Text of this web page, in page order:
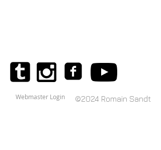
Webmaster Login ©2024 Romain Sandt​